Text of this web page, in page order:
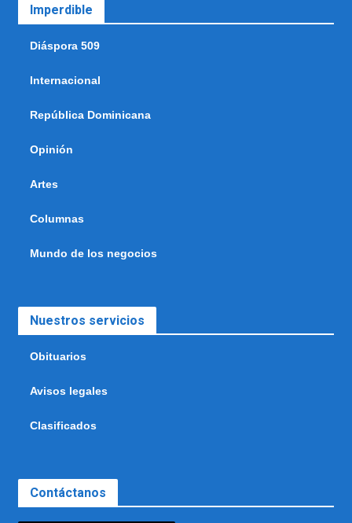
Imperdible
Diáspora 509
Internacional
República Dominicana
Opinión
Artes
Columnas
Mundo de los negocios
Nuestros servicios
Obituarios
Avisos legales
Clasificados
Contáctanos